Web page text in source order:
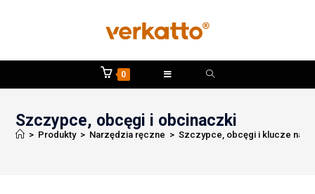
0
Szczypce, obcęgi i obcinaczki
> Produkty > Narzędzia ręczne > Szczypce, obcęgi i klucze